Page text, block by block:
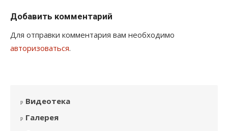
Добавить комментарий
Для отправки комментария вам необходимо
авторизоваться.
Видеотека
Галерея